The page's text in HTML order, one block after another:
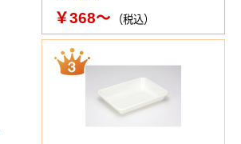
￥368～ （税込）